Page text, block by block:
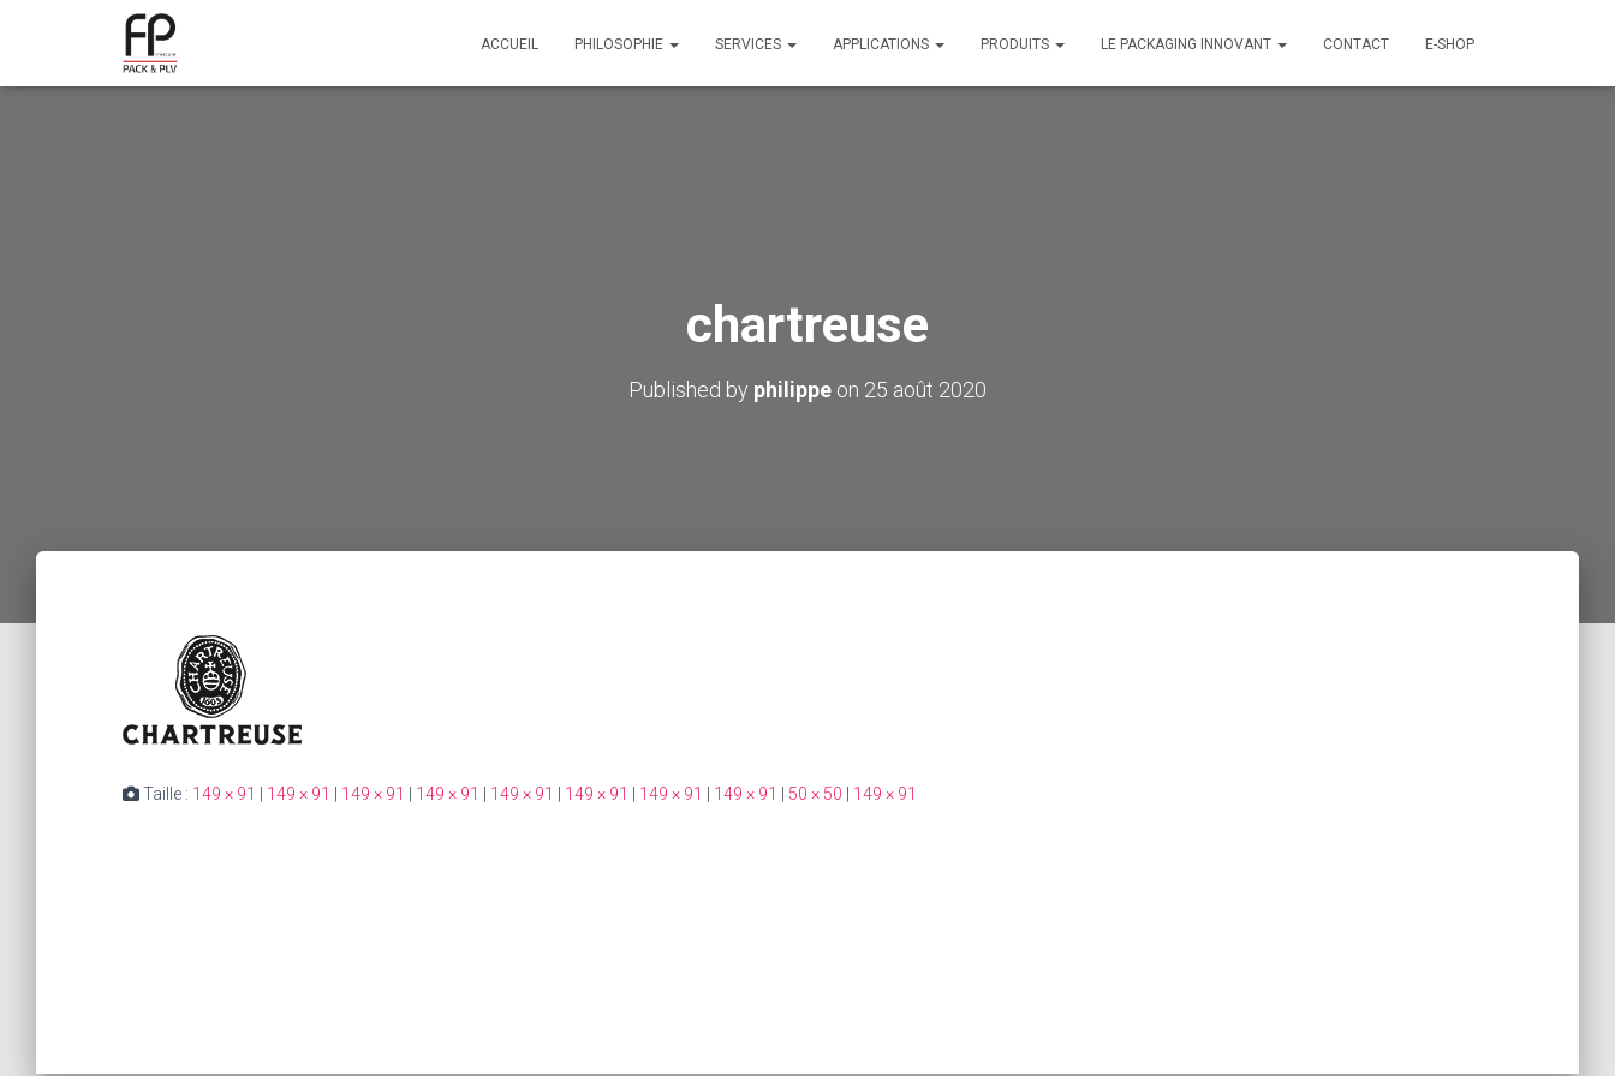
ACCUEIL PHILOSOPHIE SERVICES APPLICATIONS PRODUITS LE PACKAGING INNOVANT CONTACT E-SHOP
chartreuse
Published by philippe on 25 août 2020
Taille : 149 × 91 149 × 91 149 × 91 149 × 91 149 × 91 149 × 91 149 × 91 149 × 91 50 × 50 149 × 91